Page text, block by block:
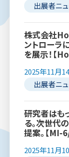
出展者ニ
株式会社
ントローラ
を展示！【
2025年11月
出展者ニ
研究者はも
る。次世代
提案。【MI-
2025年11月